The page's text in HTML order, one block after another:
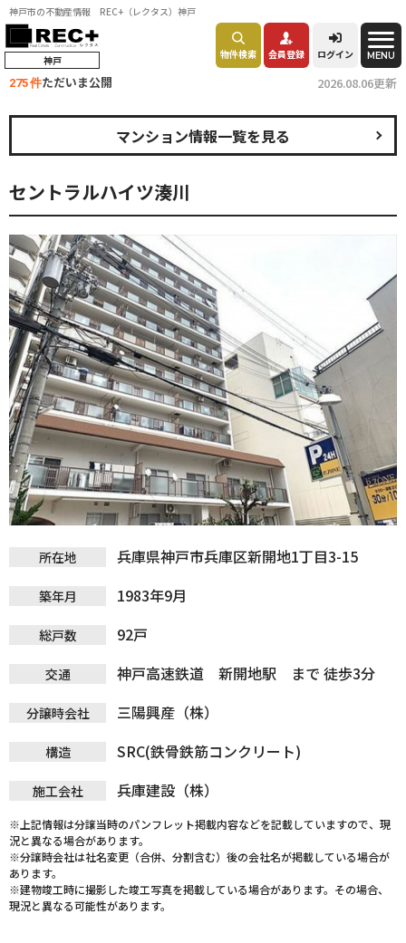
神戸市の不動産情報 REC+（レクタス）神戸
神戸 物件検索 会員登録 ログイン MENU
275 件ただいま公開 2026.08.06更新
セントラルハイツ湊川
マンション情報一覧を見る
所在地 兵庫県神戸市兵庫区新開地1丁目3-15
築年月 1983年9月
総戸数 92戸
交通 神戸高速鉄道 新開地駅 まで 徒歩3分
分譲時会社 三陽興産（株）
構造 SRC(鉄骨鉄筋コンクリート)
施工会社 兵庫建設（株）
※上記情報は分譲当時のパンフレット掲載内容などを記載していますので、現
況と異なる場合があります。
※分譲時会社は社名変更（合併、分割含む）後の会社名が掲載している場合が
あります。
※建物竣工時に撮影した竣工写真を掲載している場合があります。その場合、
現況と異なる可能性があります。